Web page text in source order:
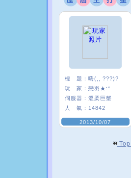
標 題： 嗨(,, ???)?
玩 家： 戀羽★:*
伺服器： 溫柔巨蟹
人 氣： 14842
2013/10/07